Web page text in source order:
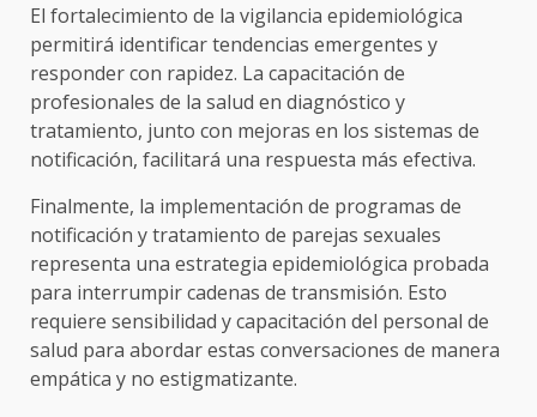
El fortalecimiento de la vigilancia epidemiológica
permitirá identificar tendencias emergentes y
responder con rapidez. La capacitación de
profesionales de la salud en diagnóstico y
tratamiento, junto con mejoras en los sistemas de
notificación, facilitará una respuesta más efectiva.
Finalmente, la implementación de programas de
notificación y tratamiento de parejas sexuales
representa una estrategia epidemiológica probada
para interrumpir cadenas de transmisión. Esto
requiere sensibilidad y capacitación del personal de
salud para abordar estas conversaciones de manera
empática y no estigmatizante.